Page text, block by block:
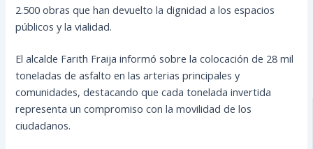
2.500 obras que han devuelto la dignidad a los espacios
públicos y la vialidad.
El alcalde Farith Fraija informó sobre la colocación de 28 mil
toneladas de asfalto en las arterias principales y
comunidades, destacando que cada tonelada invertida
representa un compromiso con la movilidad de los
ciudadanos.